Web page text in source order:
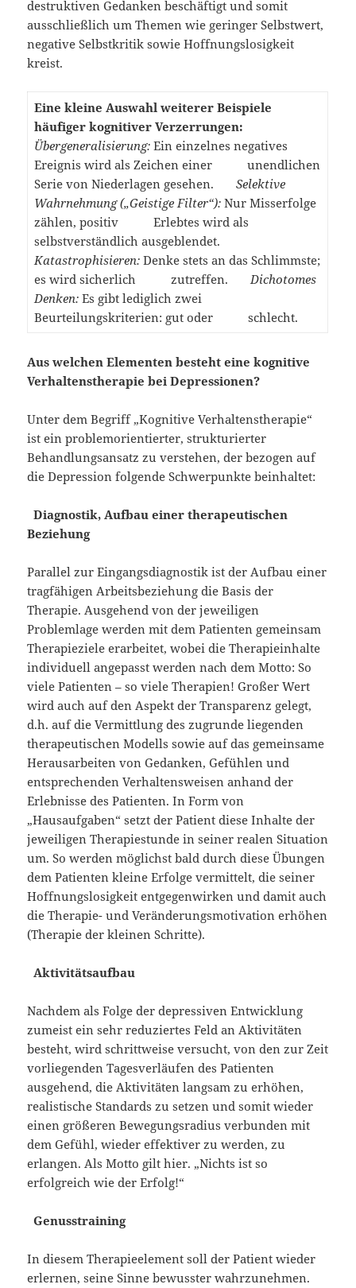
destruktiven Gedanken beschäftigt und somit
ausschließlich um Themen wie geringer Selbstwert,
negative Selbstkritik sowie Hoffnungslosigkeit
kreist.
Eine kleine Auswahl weiterer Beispiele
häufiger kognitiver Verzerrungen:
Übergeneralisierung:Ein einzelnes negatives
Ereignis wird als Zeichen einer unendlichen
Serie von Niederlagen gesehen. Selektive
Wahrnehmung („Geistige Filter“):Nur Misserfolge
zählen, positiv Erlebtes wird als
selbstverständlich ausgeblendet.
Katastrophisieren:Denke stets an das Schlimmste;
es wird sicherlich zutreffen.Dichotomes
Denken:Es gibt lediglich zwei
Beurteilungskriterien: gut oder schlecht.
Aus welchen Elementen besteht eine kognitive
Verhaltenstherapie bei Depressionen?
Unter dem Begriff „Kognitive Verhaltenstherapie“
ist ein problemorientierter, strukturierter
Behandlungsansatz zu verstehen, der bezogen auf
die Depression folgende Schwerpunkte beinhaltet:
Diagnostik, Aufbau einer therapeutischen
Beziehung
Parallel zur Eingangsdiagnostik ist der Aufbau einer
tragfähigen Arbeitsbeziehung die Basis der
Therapie. Ausgehend von der jeweiligen
Problemlage werden mit dem Patienten gemeinsam
Therapieziele erarbeitet, wobei die Therapieinhalte
individuell angepasst werden nach dem Motto: So
viele Patienten – so viele Therapien! Großer Wert
wird auch auf den Aspekt der Transparenz gelegt,
d.h. auf die Vermittlung des zugrunde liegenden
therapeutischen Modells sowie auf das gemeinsame
Herausarbeiten von Gedanken, Gefühlen und
entsprechenden Verhaltensweisen anhand der
Erlebnisse des Patienten. In Form von
„Hausaufgaben“ setzt der Patient diese Inhalte der
jeweiligen Therapiestunde in seiner realen Situation
um. So werden möglichst bald durch diese Übungen
dem Patienten kleine Erfolge vermittelt, die seiner
Hoffnungslosigkeit entgegenwirken und damit auch
die Therapie- und Veränderungsmotivation erhöhen
(Therapie der kleinen Schritte).
Aktivitätsaufbau
Nachdem als Folge der depressiven Entwicklung
zumeist ein sehr reduziertes Feld an Aktivitäten
besteht, wird schrittweise versucht, von den zur Zeit
vorliegenden Tagesverläufen des Patienten
ausgehend, die Aktivitäten langsam zu erhöhen,
realistische Standards zu setzen und somit wieder
einen größeren Bewegungsradius verbunden mit
dem Gefühl, wieder effektiver zu werden, zu
erlangen. Als Motto gilt hier. „Nichts ist so
erfolgreich wie der Erfolg!“
Genusstraining
In diesem Therapieelement soll der Patient wieder
erlernen, seine Sinne bewusster wahrzunehmen.